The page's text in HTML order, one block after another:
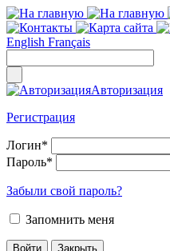
English Français
Авторизация
Регистрация
Логин*
Пароль*
Забыли свой пароль?
Запомнить меня